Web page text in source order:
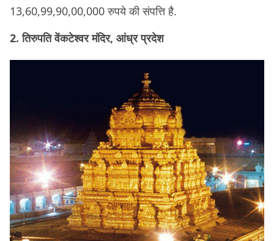
13,60,99,90,00,000 रुपये की संपत्ति है.
2. तिरुपति वेंकटेश्वर मंदिर, आंध्र प्रदेश